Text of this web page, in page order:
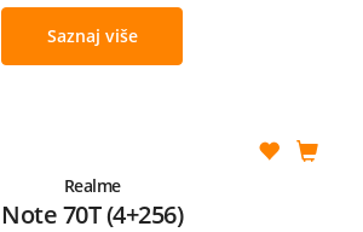
Saznaj više
Realme
Note 70T (4+256)